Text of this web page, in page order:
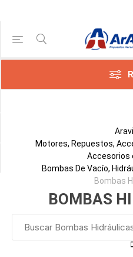
Motores, Repuestos,
Accesorios
Bombas De Vacío,
Bombas
BOMBAS
Gama de precios
Min:$